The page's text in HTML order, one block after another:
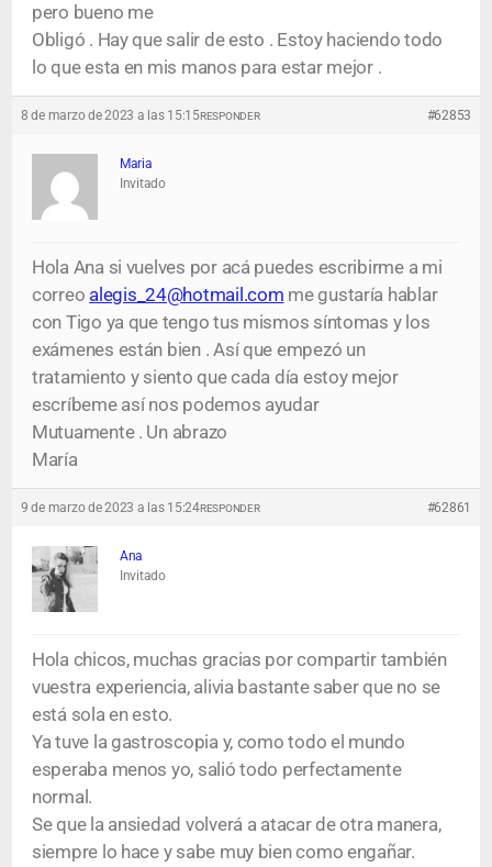
pero bueno me
Obligó . Hay que salir de esto . Estoy haciendo todo
lo que esta en mis manos para estar mejor .
8 de marzo de 2023 a las 15:15 #62853
RESPONDER
Maria
Invitado
Hola Ana si vuelves por acá puedes escribirme a mi
correo alegis_24@hotmail.com me gustaría hablar
con Tigo ya que tengo tus mismos síntomas y los
exámenes están bien . Así que empezó un
tratamiento y siento que cada día estoy mejor
escríbeme así nos podemos ayudar
Mutuamente . Un abrazo
María
9 de marzo de 2023 a las 15:24 #62861
RESPONDER
Ana
Invitado
Hola chicos, muchas gracias por compartir también
vuestra experiencia, alivia bastante saber que no se
está sola en esto.
Ya tuve la gastroscopia y, como todo el mundo
esperaba menos yo, salió todo perfectamente
normal.
Se que la ansiedad volverá a atacar de otra manera,
siempre lo hace y sabe muy bien como engañar.